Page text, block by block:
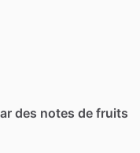
des notes de fruits